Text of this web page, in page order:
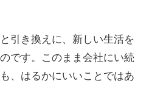
引き換えに、新しい生活を
です。このまま会社にい続
、はるかにいいことではあ